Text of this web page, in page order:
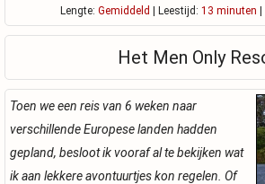
Lengte: Gemiddeld | Leestijd: 13 minuten
Het Men Only
Toen we een reis van 6 weken naar
verschillende Europese landen hadden
gepland, besloot ik vooraf al te bekijken wat
ik aan lekkere avontuurtjes kon regelen. Of